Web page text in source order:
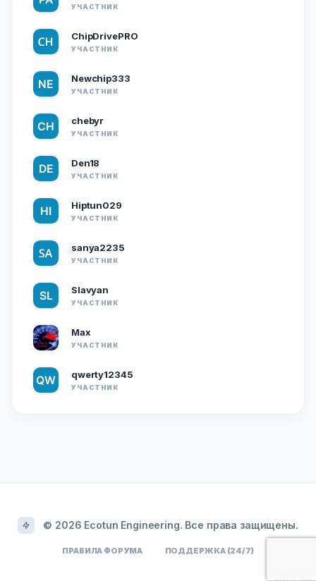
УЧАСТНИК
ChipDrivePRO
УЧАСТНИК
Newchip333
УЧАСТНИК
chebyr
УЧАСТНИК
Den18
УЧАСТНИК
Hiptun029
УЧАСТНИК
sanya2235
УЧАСТНИК
Slavyan
УЧАСТНИК
Max
УЧАСТНИК
qwerty12345
УЧАСТНИК
© 2026 Ecotun Engineering. Все права защищены.
ПРАВИЛА ФОРУМА ПОДДЕРЖКА (24/7)